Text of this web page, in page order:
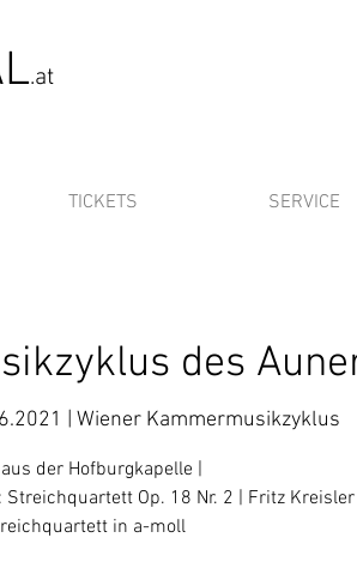
.at
TICKETS SERVICE
des
| Wiener Kammermusikzyklus
der Hofburgkapelle |
Streichquartett Op. 18 Nr. 2 | Fritz Kreisler
in a-moll